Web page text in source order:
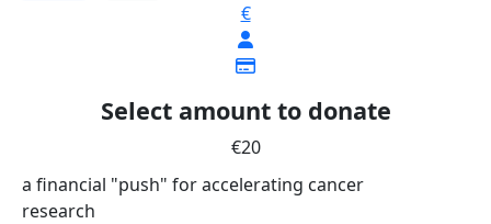
€
Select amount to donate
€20
a financial "push" for accelerating cancer
research